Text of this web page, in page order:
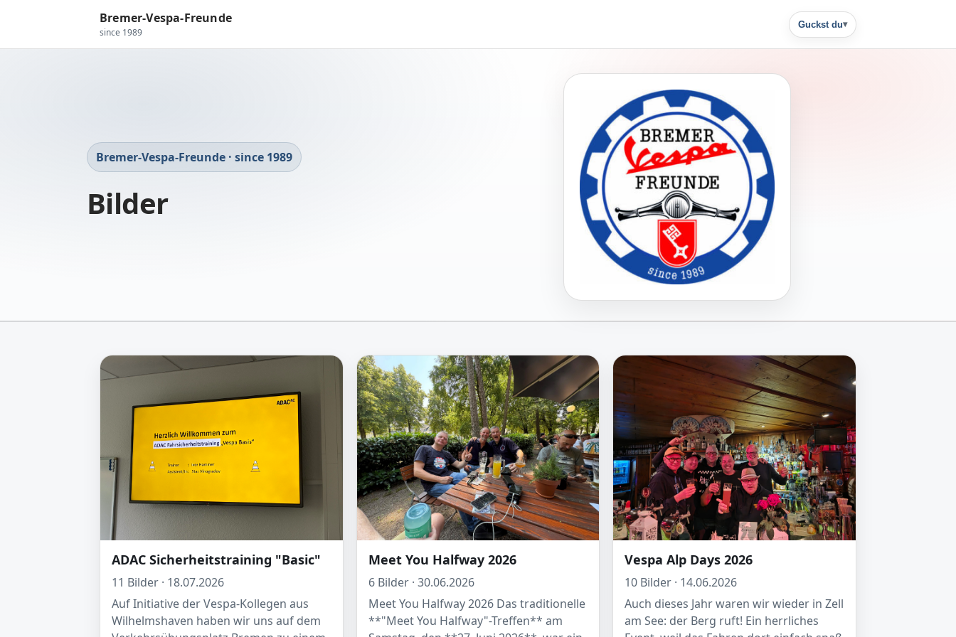
Bremer-Vespa-Freunde
since 1989
Guckst du▾
Bremer-Vespa-Freunde · since 1989
Bilder
ADAC Sicherheitstraining "Basic"
11 Bilder · 18.07.2026
Auf Initiative der Vespa-Kollegen aus
Wilhelmshaven haben wir uns auf dem
Meet You Halfway 2026
6 Bilder · 30.06.2026
Meet You Halfway 2026 Das traditionelle
**"Meet You Halfway"-Treffen** am
Vespa Alp Days 2026
10 Bilder · 14.06.2026
Auch dieses Jahr waren wir wieder in Zell
am See: der Berg ruft! Ein herrliches